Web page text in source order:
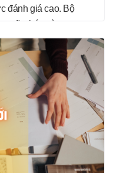
đánh giá cao. Bộ
ngữ pháp và cung cấp
bạn nắm vững kiến
là một mô tả về gói
N2.